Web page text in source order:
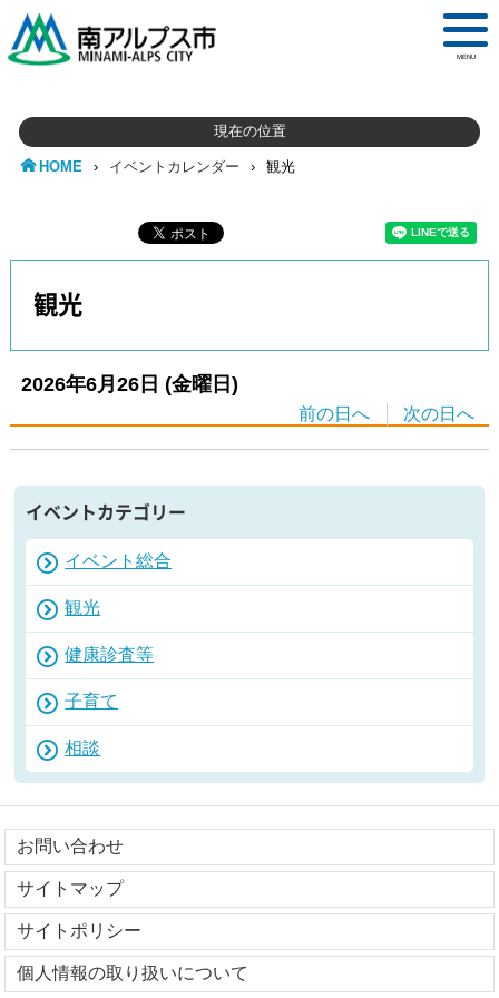
MENU
現在の位置
HOME › イベントカレンダー › 観光
観光
2026年6月26日 (金曜日)
前の日へ 次の日へ
イベントカテゴリー
イベント総合
観光
健康診査等
子育て
相談
お問い合わせ
サイトマップ
サイトポリシー
個人情報の取り扱いについて